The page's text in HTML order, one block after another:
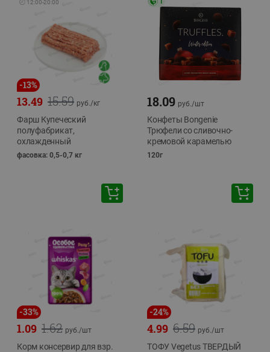
🕘 12:00-20:00
-13%
15.59
13.49 руб./кг
Фарш Купеческий
полуфабрикат,
охлажденный
фасовка: 0,5-0,7 кг
18.09 руб./шт
Конфеты Bongenie
Трюфели со сливочно-
кремовой карамелью
120г
-33%
1.62
1.09 руб./шт
Корм консервир для взр.
-24%
6.59
4.99 руб./шт
ТОФУ Vegetus ТВЕРДЫЙ